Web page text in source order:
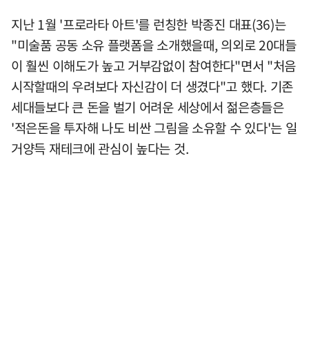
지난 1월 '프로라타 아트'를 런칭한 박종진 대표(36)는
"미술품 공동 소유 플랫폼을 소개했을때, 의외로 20대들
이 훨씬 이해도가 높고 거부감없이 참여한다"면서 "처음
시작할때의 우려보다 자신감이 더 생겼다"고 했다. 기존
세대들보다 큰 돈을 벌기 어려운 세상에서 젊은층들은
'적은돈을 투자해 나도 비싼 그림을 소유할 수 있다'는 일
거양득 재테크에 관심이 높다는 것.